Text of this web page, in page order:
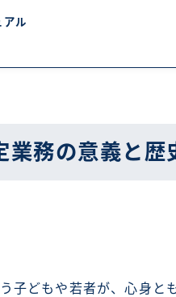
アル
業務の意義と歴
子どもや若者が、心身と